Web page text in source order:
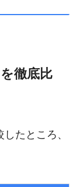
徹底比
たところ、